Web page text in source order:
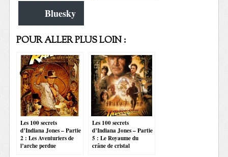
Bluesky
POUR ALLER PLUS LOIN :
Les 100 secrets
d’Indiana Jones – Partie
2 : Les Aventuriers de
l’arche perdue
Les 100 secrets
d’Indiana Jones – Partie
5 : Le Royaume du
crâne de cristal